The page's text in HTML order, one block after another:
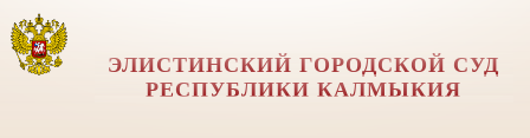
ЭЛИСТИНСКИЙ ГОРОДСКОЙ СУД
РЕСПУБЛИКИ КАЛМЫКИЯ